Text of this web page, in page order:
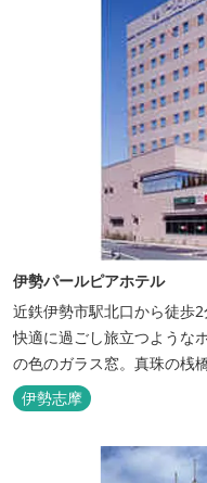
伊勢パールピアホテル
近鉄伊勢市駅北口から徒歩
快適に過ごし旅立つような
の色のガラス窓。真珠の桟
護への思いか省エネルギー
イタリアンレストランがご
伊勢志摩